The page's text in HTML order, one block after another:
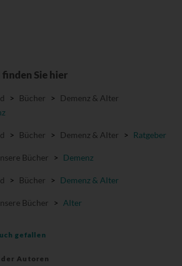
Sie hier
> Bücher > Demenz & Alter
> Bücher > Demenz & Alter > Ratgeber
Bücher > Demenz
> Bücher > Demenz & Alter
Bücher > Alter
gefallen
Autoren